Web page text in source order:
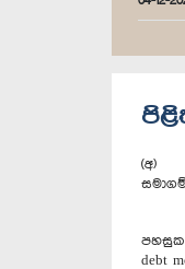
(අ)
ශ්‍රී
debt